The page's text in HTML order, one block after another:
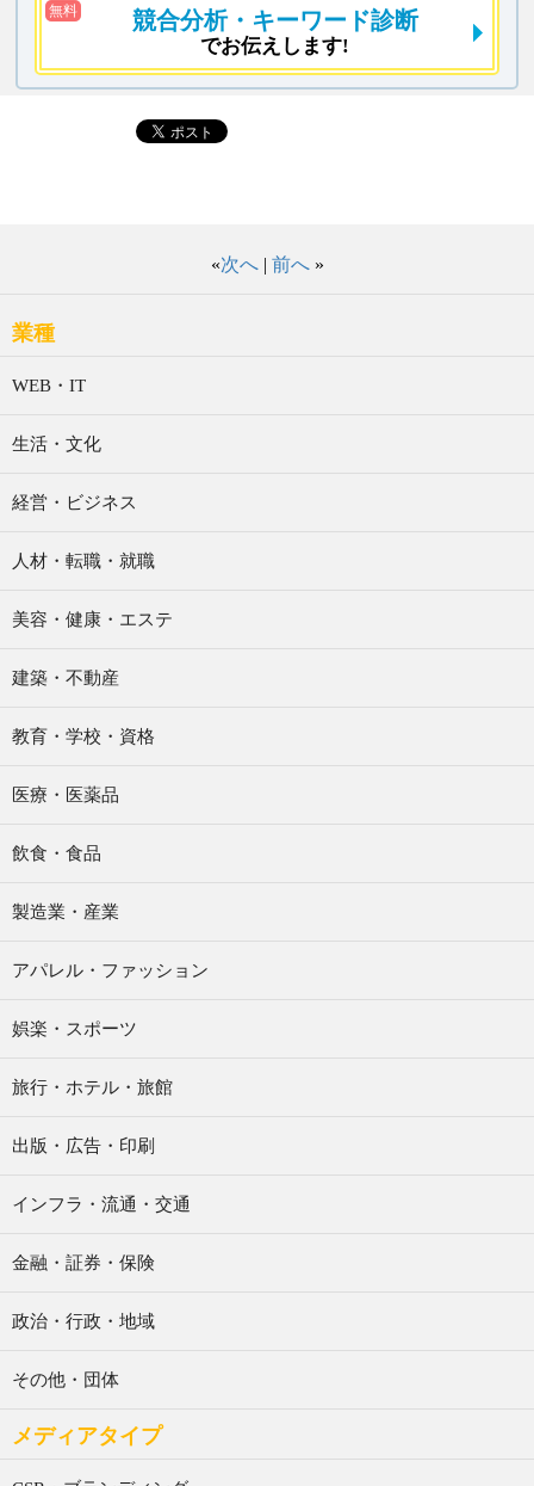
無料 競合分析・キーワード診断
でお伝えします!
«次へ| 前へ»
業種
WEB・IT
生活・文化
経営・ビジネス
人材・転職・就職
美容・健康・エステ
建築・不動産
教育・学校・資格
医療・医薬品
飲食・食品
製造業・産業
アパレル・ファッション
娯楽・スポーツ
旅行・ホテル・旅館
出版・広告・印刷
インフラ・流通・交通
金融・証券・保険
政治・行政・地域
その他・団体
メディアタイプ